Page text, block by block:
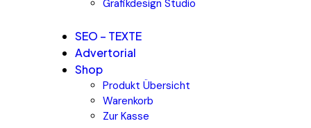
Grafikdesign Studio
SEO – TEXTE
Advertorial
Shop
Produkt Übersicht
Warenkorb
Zur Kasse